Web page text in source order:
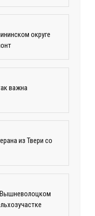
округе
важна
из Твери со
Вышневолоцком